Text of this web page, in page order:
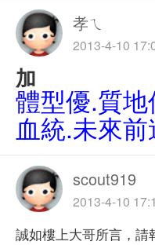
孝ㄟ
2013-4-10
加
體型優.質
血統.未來
scout919
2013-4-10
誠如樓上大哥所言，請